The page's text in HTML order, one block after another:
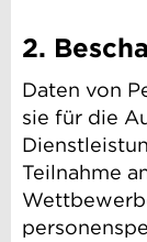
2.
Daten von
sie für die
Teilnahme